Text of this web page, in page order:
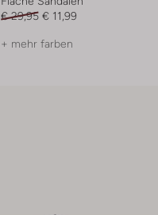
€ 29,95 € 11,99
+ mehr farben